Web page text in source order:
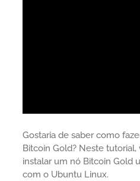
Gostaria de saber como
Bitcoin Gold? Neste
instalar um nó Bitcoin Gold
com o Ubuntu Linux.